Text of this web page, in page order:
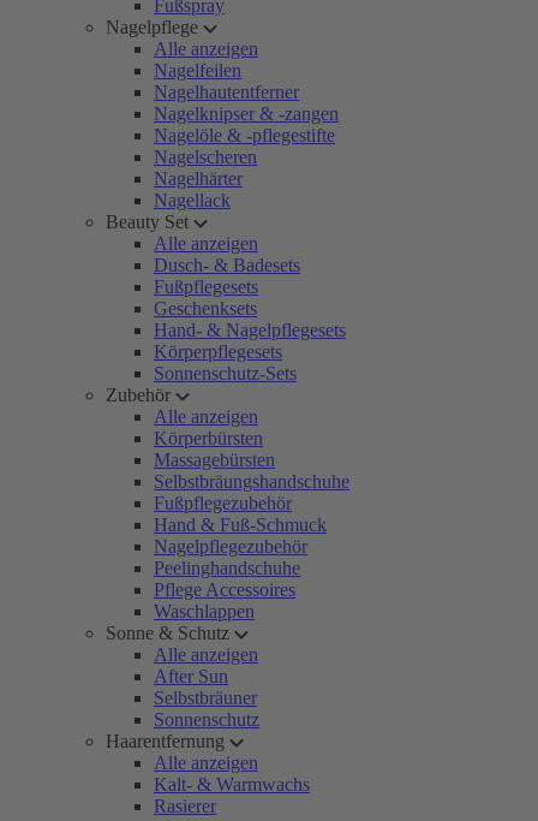
Fußspray
Nagelpflege
Alle anzeigen
Nagelfeilen
Nagelhautentferner
Nagelknipser & -zangen
Nagelöle & -pflegestifte
Nagelscheren
Nagelhärter
Nagellack
Beauty Set
Alle anzeigen
Dusch- & Badesets
Fußpflegesets
Geschenksets
Hand- & Nagelpflegesets
Körperpflegesets
Sonnenschutz-Sets
Zubehör
Alle anzeigen
Körperbürsten
Massagebürsten
Selbstbräungshandschuhe
Fußpflegezubehör
Hand & Fuß-Schmuck
Nagelpflegezubehör
Peelinghandschuhe
Pflege Accessoires
Waschlappen
Sonne & Schutz
Alle anzeigen
After Sun
Selbstbräuner
Sonnenschutz
Haarentfernung
Alle anzeigen
Kalt- & Warmwachs
Rasierer